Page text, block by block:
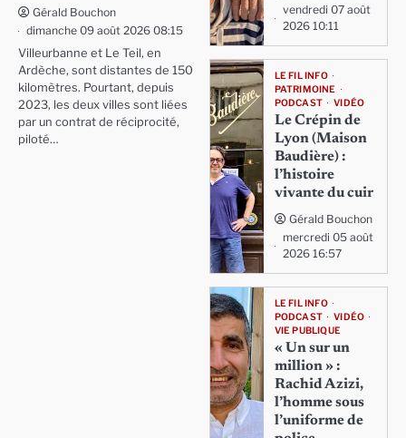
Gérald Bouchon
dimanche 09 août 2026 08:15
Villeurbanne et Le Teil, en
Ardèche, sont distantes de 150
kilomètres. Pourtant, depuis
2023, les deux villes sont liées
par un contrat de réciprocité,
piloté…
vendredi 07 août
2026 10:11
LE FIL INFO
PATRIMOINE
PODCAST
VIDÉO
Le Crépin de
Lyon (Maison
Baudière) :
l’histoire
vivante du cuir
Gérald Bouchon
mercredi 05 août
2026 16:57
LE FIL INFO
PODCAST
VIDÉO
VIE PUBLIQUE
« Un sur un
million » :
Rachid Azizi,
l’homme sous
l’uniforme de